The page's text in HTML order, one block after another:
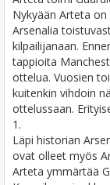
Nykyään Arteta
Arsenalia
kilpailijanaan.
tappioita
ottelua. Vuosien
kuitenkin vihdoin
ottelussaan.
1.
Läpi historian
ovat olleet myös
Arteta ymmärtää